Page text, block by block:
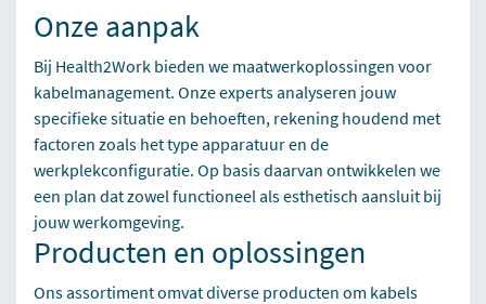
Onze aanpak
Bij Health2Work bieden we maatwerkoplossingen voor
kabelmanagement. Onze experts analyseren jouw
specifieke situatie en behoeften, rekening houdend met
factoren zoals het type apparatuur en de
werkplekconfiguratie. Op basis daarvan ontwikkelen we
een plan dat zowel functioneel als esthetisch aansluit bij
jouw werkomgeving.
Producten en oplossingen
Ons assortiment omvat diverse producten om kabels